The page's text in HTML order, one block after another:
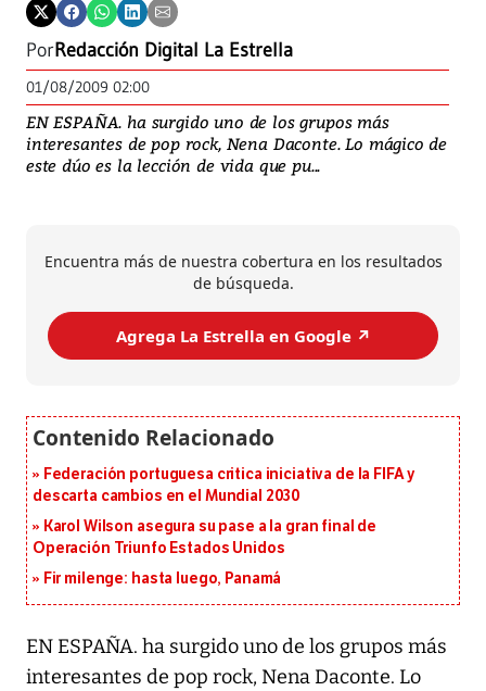
PorRedacción Digital La Estrella
01/08/2009 02:00
EN ESPAÑA. ha surgido uno de los grupos más
interesantes de pop rock, Nena Daconte. Lo mágico de
este dúo es la lección de vida que pu...
Encuentra más de nuestra cobertura en los resultados
de búsqueda.
Agrega La Estrella en Google ↗️
Federación portuguesa critica iniciativa de la FIFA y
descarta cambios en el Mundial 2030
Karol Wilson asegura su pase a la gran final de
Operación Triunfo Estados Unidos
Fir milenge: hasta luego, Panamá
EN ESPAÑA. ha surgido uno de los grupos más
interesantes de pop rock, Nena Daconte. Lo